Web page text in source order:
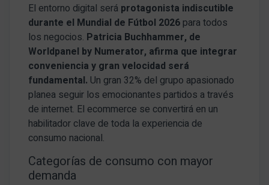
El entorno digital será protagonista indiscutible
durante el Mundial de Fútbol 2026 para todos
los negocios. Patricia Buchhammer, de
Worldpanel by Numerator, afirma que integrar
conveniencia y gran velocidad será
fundamental. Un gran 32% del grupo apasionado
planea seguir los emocionantes partidos a través
de internet. El ecommerce se convertirá en un
habilitador clave de toda la experiencia de
consumo nacional.
Categorías de consumo con mayor
demanda